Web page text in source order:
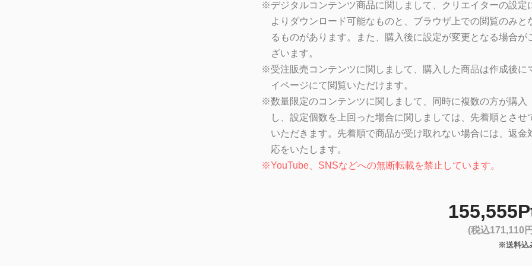
※デジタルコンテンツ商品に関しまして、クリエイターの設定
よりダウンロード可能なものと、ブラウザ上での閲覧のみと
るものがあります。また、購入後に設定が変更となる場合が
ざいます。
※受注販売コンテンツに関しまして、購入した商品は作成後に
イページにて閲覧いただけます。
※数量限定のコンテンツに関しまして、同時に複数の方が購入
し、設定個数を上回った場合に関しましては、先着順とさせ
いただきます。先着順で商品が受け取れない場合には、返金
応をいたします。
※YouTube、SNSなどへの無断転載を禁止しています。
(税込171,110
※送料込